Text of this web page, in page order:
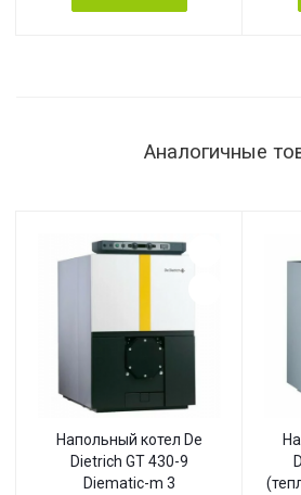
Аналогичные
Напольный котел De
Dietrich GT 430-9
Diematic-m 3